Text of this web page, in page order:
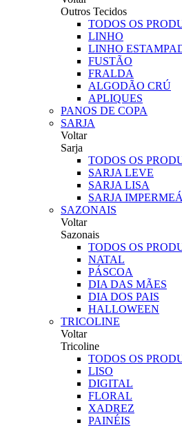
Outros Tecidos
TODOS OS
LINHO
LINHO
FUSTÃO
FRALDA
ALGODÃO CRÚ
APLIQUES
PANOS DE COPA
SARJA
Voltar
Sarja
TODOS OS
SARJA LEVE
SARJA LISA
SARJA
SAZONAIS
Voltar
Sazonais
TODOS OS
NATAL
PÁSCOA
DIA DAS MÃES
DIA DOS PAIS
HALLOWEEN
TRICOLINE
Voltar
Tricoline
TODOS OS
LISO
DIGITAL
FLORAL
XADREZ
PAINÉIS